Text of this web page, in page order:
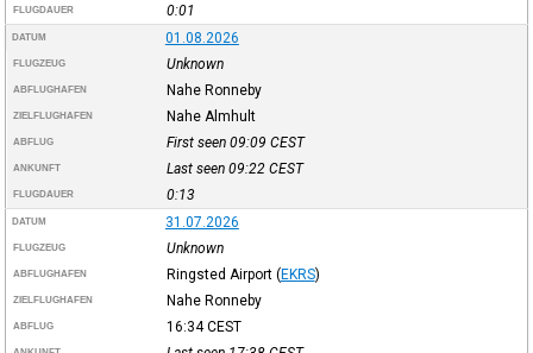
FLUGDAUER 0:01
DATUM 01.08.2026
FLUGZEUG Unknown
ABFLUGHAFEN Nahe Ronneby
ZIELFLUGHAFEN Nahe Almhult
ABFLUG First seen 09:09 CEST
ANKUNFT Last seen 09:22 CEST
FLUGDAUER 0:13
DATUM 31.07.2026
FLUGZEUG Unknown
ABFLUGHAFEN Ringsted Airport (EKRS)
ZIELFLUGHAFEN Nahe Ronneby
ABFLUG 16:34CEST